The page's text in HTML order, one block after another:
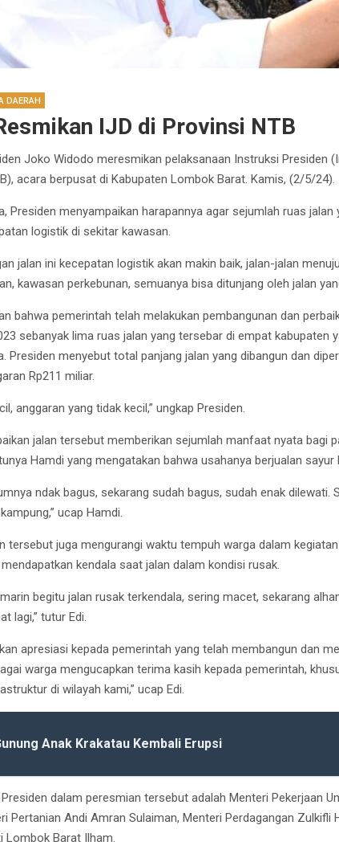
DAERAH
IJD di Provinsi NTB
Joko Widodo meresmikan pelaksanaan Instruksi Presiden
acara berpusat di Kabupaten Lombok Barat. Kamis, (2/5/24).
Presiden menyampaikan harapannya agar sejumlah ruas
logistik di sekitar kawasan.
jalan ini kecepatan logistik akan makin baik, jalan-jalan
kawasan perkebunan, semuanya bisa ditunjang oleh jalan
bahwa pemerintah telah melakukan pembangunan dan
sebanyak lima ruas jalan yang tersebar di empat kabupaten
Presiden menyebut total panjang jalan yang dibangun dan
Rp211 miliar.
anggaran yang tidak kecil,” ungkap Presiden.
jalan tersebut memberikan sejumlah manfaat nyata bagi
Hamdi yang mengatakan bahwa usahanya berjualan sayur
ndak bagus, sekarang sudah bagus, sudah enak
ucap Hamdi.
tersebut juga mengurangi waktu tempuh warga dalam
kendala saat jalan dalam kondisi rusak.
begitu jalan rusak terkendala, sering macet, sekarang
lagi,” tutur Edi.
apresiasi kepada pemerintah yang telah membangun dan
warga mengucapkan terima kasih kepada pemerintah,
di wilayah kami,” ucap Edi.
Anak Krakatau Kembali Erupsi
dalam peresmian tersebut adalah Menteri Pekerjaan
Pertanian Andi Amran Sulaiman, Menteri Perdagangan Zulkifli
Lombok Barat Ilham.